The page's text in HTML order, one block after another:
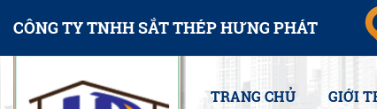
CÔNG TY TNHH SẮT THÉP HƯNG PHÁT
TRANG CHỦ GIỚI